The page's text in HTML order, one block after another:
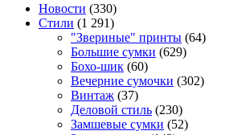
Новости (330)
Стили (1 291)
"Звериные" принты (64)
Большие сумки (629)
Бохо-шик (60)
Вечерние сумочки (302)
Винтаж (37)
Деловой стиль (230)
Замшевые сумки (52)